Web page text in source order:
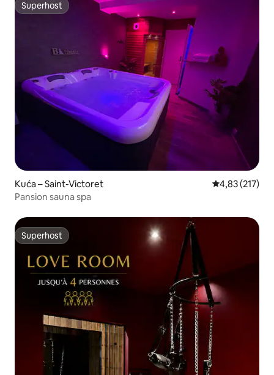
Superhost
Superhost
Kuća – Saint-Victoret Prosječna
4,83 (217)
Pansion sauna spa
Superhost
Superhost